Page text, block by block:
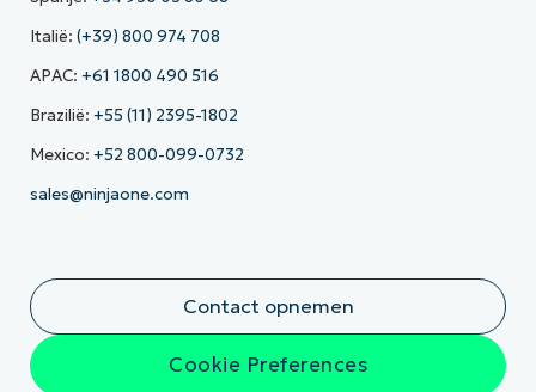
Italië: (+39) 800 974 708
APAC: +61 1800 490 516
Brazilië: +55 (11) 2395-1802
Mexico: +52 800-099-0732
sales@ninjaone.com
Contact opnemen
Cookie Preferences